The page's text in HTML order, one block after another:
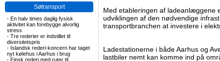
Søtransport
- En halv times daglig fysisk
aktivitet kan forebygge alvorlig
stress
- Tre rederier er indstillet til
diversitetspris
- Islandsk rederi-koncern har taget
nyt kølehus i Aarhus i brug
- Finsk rederi med ruter til
Med etableringen af ladeanlæggene
udviklingen af den nødvendige
transportbranchen at investere i
Ladestationerne i både Aarhus og
lastbiler nemt kan komme ind på